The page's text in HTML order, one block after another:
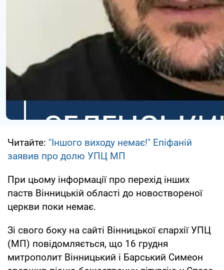
Читайте: "Іншого виходу немає!" Епіфаній
заявив про долю УПЦ МП
При цьому інформації про перехід інших
паств Вінницькій області до новоствореної
церкви поки немає.
Зі свого боку на сайті Вінницької єпархії УПЦ
(МП) повідомляється, що 16 грудня
митрополит Вінницький і Барський Симеон